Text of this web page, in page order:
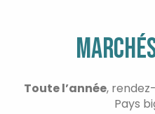
Toute l’année,
Pays